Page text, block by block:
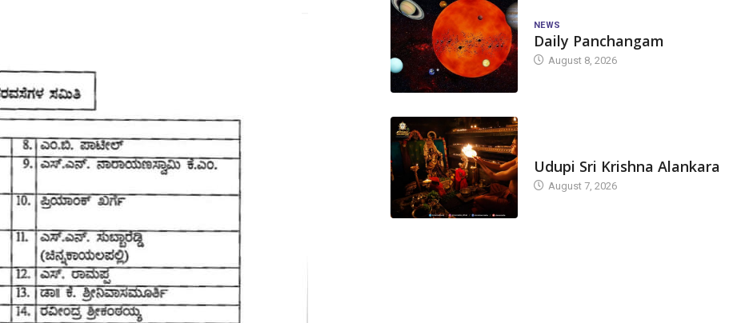
NEWS
Daily Panchangam
August 8, 2026
Udupi Sri Krishna Alankara
August 7, 2026